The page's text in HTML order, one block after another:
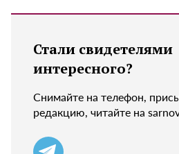
Стали свидетелями
интересного?
Снимайте на телефон,
редакцию, читайте на